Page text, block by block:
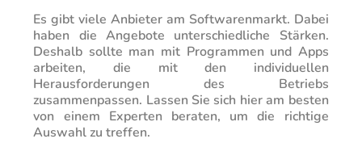
Es gibt viele Anbieter am Softwarenmarkt. Dabei
haben die Angebote unterschiedliche Stärken.
Deshalb sollte man mit Programmen und Apps
arbeiten, die mit den individuellen
Herausforderungen des Betriebs
zusammenpassen. Lassen Sie sich hier am besten
von einem Experten beraten, um die richtige
Auswahl zu treffen.